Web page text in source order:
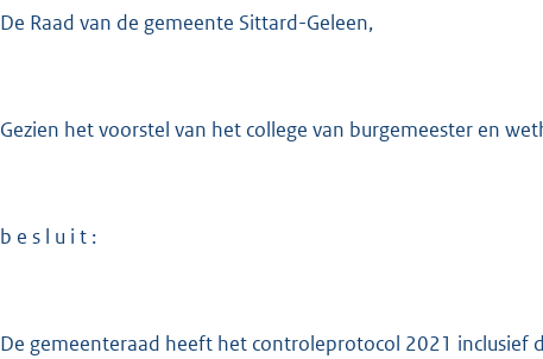
De Raad van de gemeente Sittard-Geleen,
Gezien het voorstel van het college van burgemeester en
b e s l u i t :
De gemeenteraad heeft het controleprotocol 2021 inclusief